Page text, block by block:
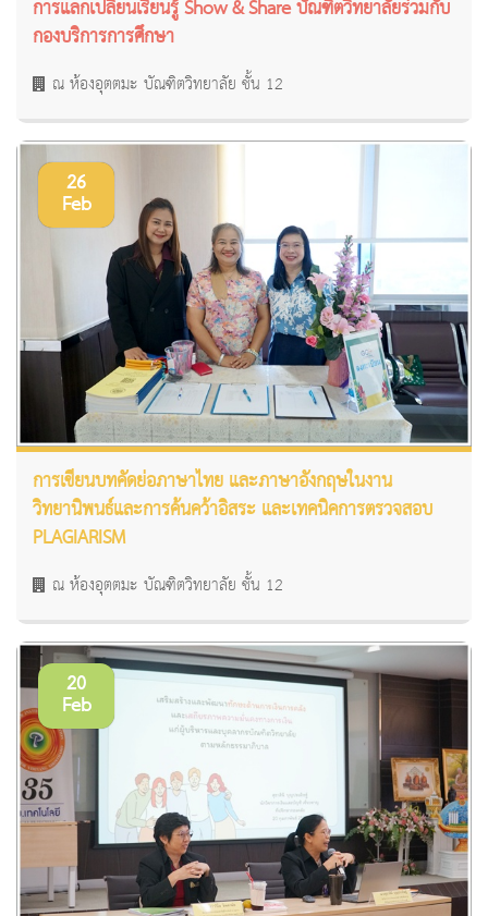
การแลกเปลี่ยนเรียนรู้ Show & Share บัณฑิตวิทยาลัยร่วมกับ
กองบริการการศึกษา
ณ ห้องอุตตมะ บัณฑิตวิทยาลัย ชั้น 12
26
Feb
การเขียนบทคัดย่อภาษาไทย และภาษาอังกฤษในงาน
วิทยานิพนธ์และการค้นคว้าอิสระ และเทคนิคการตรวจสอบ
PLAGIARISM
ณ ห้องอุตตมะ บัณฑิตวิทยาลัย ชั้น 12
20
Feb